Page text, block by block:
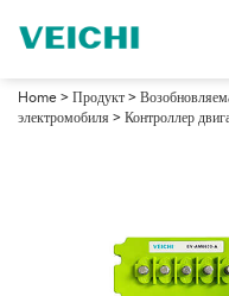
Home > Продукт >
электромобиля > Контроллер